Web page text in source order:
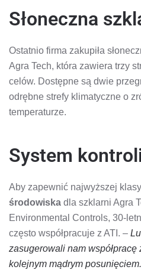
Słoneczna
Ostatnio firma zakupiła
Agra Tech, która zawiera trzy
celów. Dostępne są dwie
odrębne strefy klimatyczne o
temperaturze.
System
Aby zapewnić najwyższej
środowiska dla szklarni Agra
Environmental Controls, 30-
często współpracuje z ATI. –
zasugerowali nam współpracę
kolejnym mądrym